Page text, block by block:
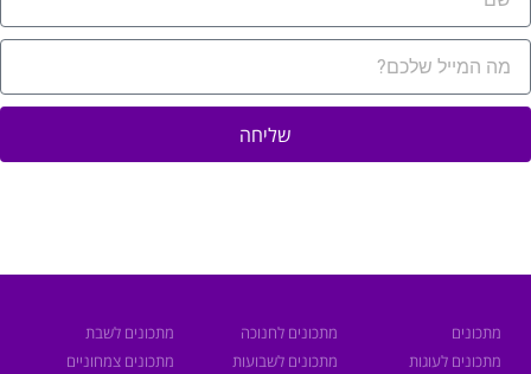
שליחה
מתכונים
מתכונים לעוגות
מתכונים לחנוכה
מתכונים לשבועות
מתכונים לשבת
מתכונים צמחוניים